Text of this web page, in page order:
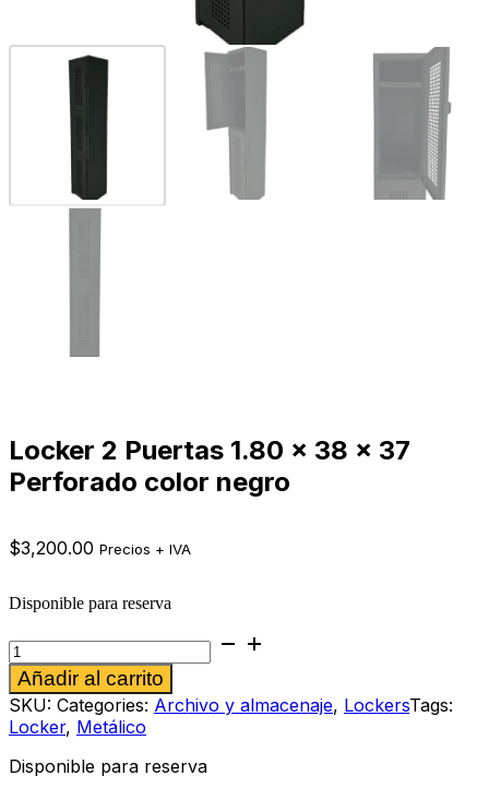
Locker 2 Puertas 1.80 x 38 x 37
Perforado color negro
$3,200.00 Precios + IVA
Disponible para reserva
Locker
2
Puertas
1.80
x
38
x
37
Añadir al carrito
SKU: Categories: Archivo y almacenaje, LockersTags:
Locker, Metálico
Disponible para reserva